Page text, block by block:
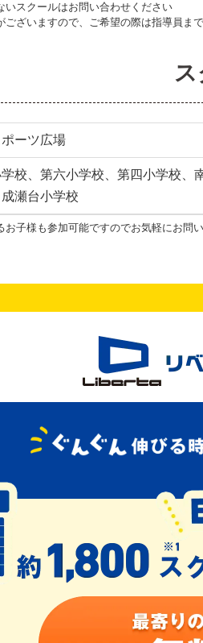
スクールはお問い合わせください
ざいますので、ご希望の際は指導員ま
ス
ーツ広場
校、第六小学校、第四小学校、
瀬台小学校
子様も参加可能ですのでお気軽にお問い